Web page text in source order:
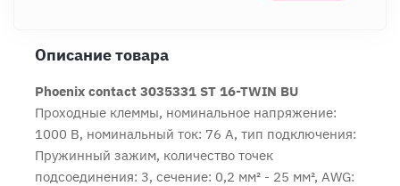
Описание товара
Phoenix contact 3035331 ST 16-TWIN BU
Проходные клеммы, номинальное напряжение:
1000 В, номинальный ток: 76 A, тип подключения:
Пружинный зажим, количество точек
подсоединения: 3, cечение: 0,2 мм² - 25 мм², AWG: